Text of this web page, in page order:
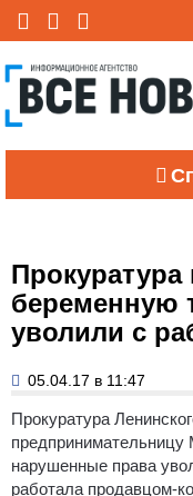
Прокуратура
беременную
уволили с
05.04.17 в 11:47
Прокуратура
предпринимательницу
нарушенные права
работала продавцом-